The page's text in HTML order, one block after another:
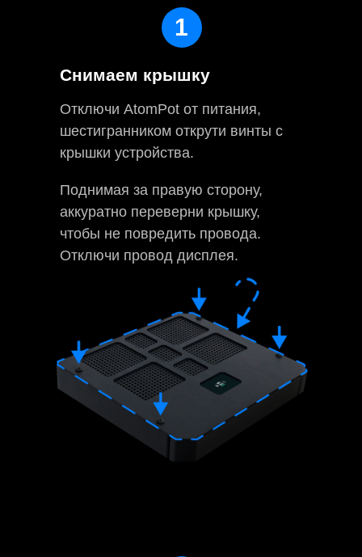
Снимаем крышку
Отключи AtomPot от питания,
шестигранником открути винты с
крышки устройства.
1
Поднимая за правую сторону,
аккуратно переверни крышку,
чтобы не повредить провода.
Отключи провод дисплея.